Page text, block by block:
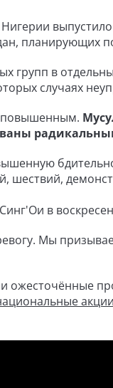
планирующих
групп в
случаях
повышенным.
шествий,
в
Мы
ожесточённые